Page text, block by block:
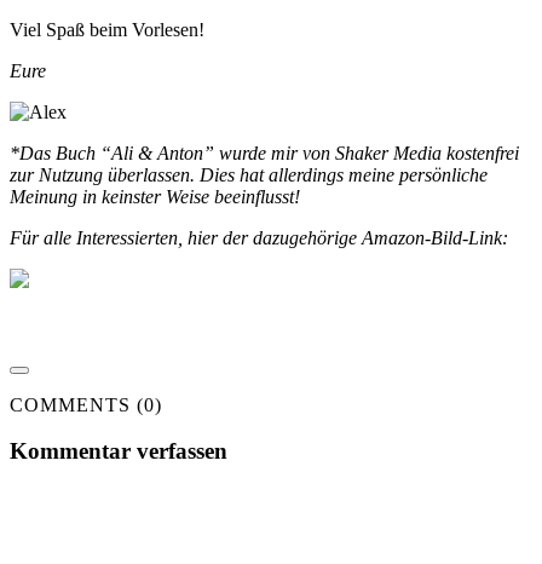
Viel Spaß beim Vorlesen!
Eure
*Das Buch “Ali & Anton” wurde mir von Shaker Media kostenfrei
zur Nutzung überlassen. Dies hat allerdings meine persönliche
Meinung in keinster Weise beeinflusst!
Für alle Interessierten, hier der dazugehörige Amazon-Bild-Link:
COMMENTS (0)
Kommentar verfassen